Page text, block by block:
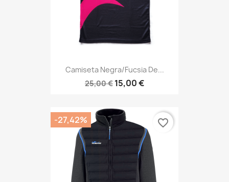
Camiseta Negra/fucsia De...
25,00 € 15,00 €
-27,42% favorite_border